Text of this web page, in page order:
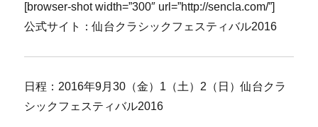
[browser-shot width=”300″ url=”http://sencla.com/”]
公式サイト：仙台クラシックフェスティバル2016
日程：2016年9月30（金）1（土）2（日）仙台クラ
シックフェスティバル2016